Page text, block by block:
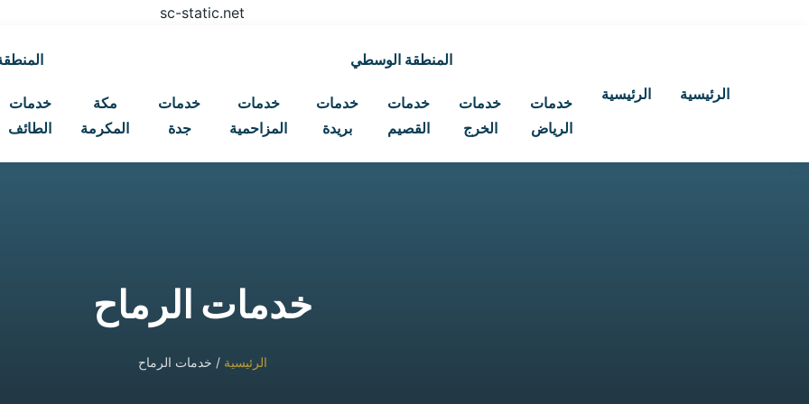
sc-static.net
الرئيسية الرئيسية
المنطقة الوسطي
خدمات
الرياض
خدمات
الخرج
خدمات
القصيم
خدمات
بريدة
خدمات
المزاحمية
خدمات
جدة
مكة
المكرمة
خدمات
الطائف
خدمات الرماح
الرئيسية / خدمات الرماح